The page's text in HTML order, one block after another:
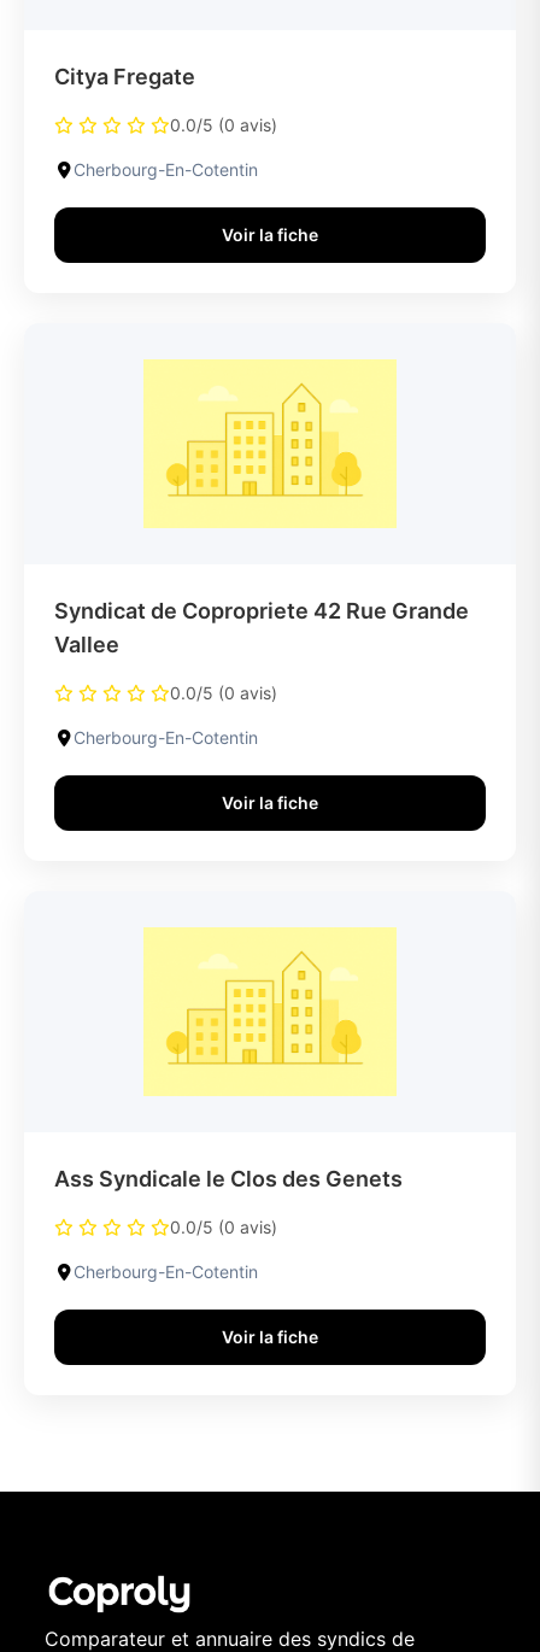
Citya Fregate
0.0/5 (0 avis)
Cherbourg-En-Cotentin
Voir la fiche
Syndicat de Copropriete 42 Rue Grande
Vallee
0.0/5 (0 avis)
Cherbourg-En-Cotentin
Voir la fiche
Ass Syndicale le Clos des Genets
0.0/5 (0 avis)
Cherbourg-En-Cotentin
Voir la fiche
Comparateur et annuaire des syndics de